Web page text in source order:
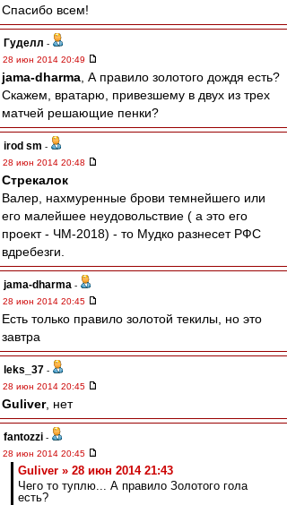
Спасибо всем!
Гуделл -
28 июн 2014 20:49
jama-dharma , А правило золотого дождя есть?
Скажем, вратарю, привезшему в двух из трех
матчей решающие пенки?
irod sm -
28 июн 2014 20:48
Стрекалок
Валер, нахмуренные брови темнейшего или
его малейшее неудовольствие ( а это его
проект - ЧМ-2018) - то Мудко разнесет РФС
вдребезги.
jama-dharma -
28 июн 2014 20:45
Есть только правило золотой текилы, но это
завтра
leks_37 -
28 июн 2014 20:45
Guliver, нет
fantozzi -
28 июн 2014 20:45
Guliver » 28 июн 2014 21:43
Чего то туплю... А правило Золотого гола
есть?